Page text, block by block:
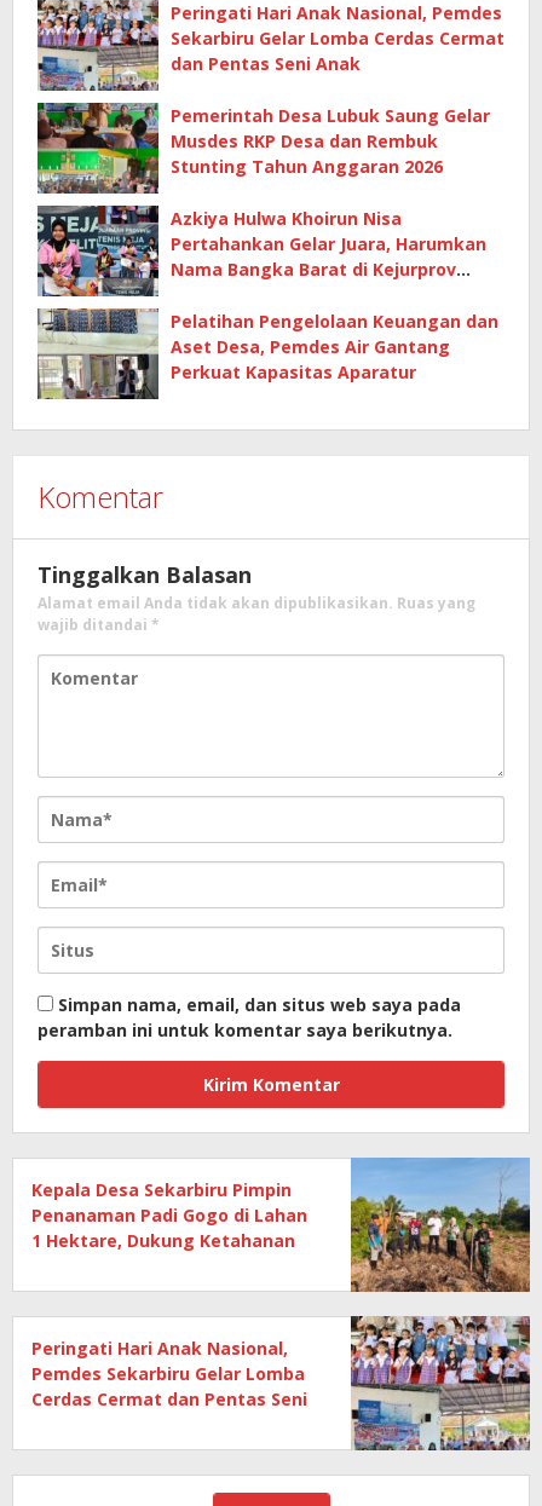
Peringati Hari Anak Nasional, Pemdes
Sekarbiru Gelar Lomba Cerdas Cermat
dan Pentas Seni Anak
Pemerintah Desa Lubuk Saung Gelar
Musdes RKP Desa dan Rembuk
Stunting Tahun Anggaran 2026
Azkiya Hulwa Khoirun Nisa
Pertahankan Gelar Juara, Harumkan
Nama Bangka Barat di Kejurprov
Pelatihan Pengelolaan Keuangan dan
Aset Desa, Pemdes Air Gantang
Perkuat Kapasitas Aparatur
Komentar
Tinggalkan Balasan
Alamat email Anda tidak akan dipublikasikan. Ruas yang
wajib ditandai *
Simpan nama, email, dan situs web saya pada
peramban ini untuk komentar saya berikutnya.
Kepala Desa Sekarbiru Pimpin
Penanaman Padi Gogo di Lahan
1 Hektare, Dukung Ketahanan
Peringati Hari Anak Nasional,
Pemdes Sekarbiru Gelar Lomba
Cerdas Cermat dan Pentas Seni